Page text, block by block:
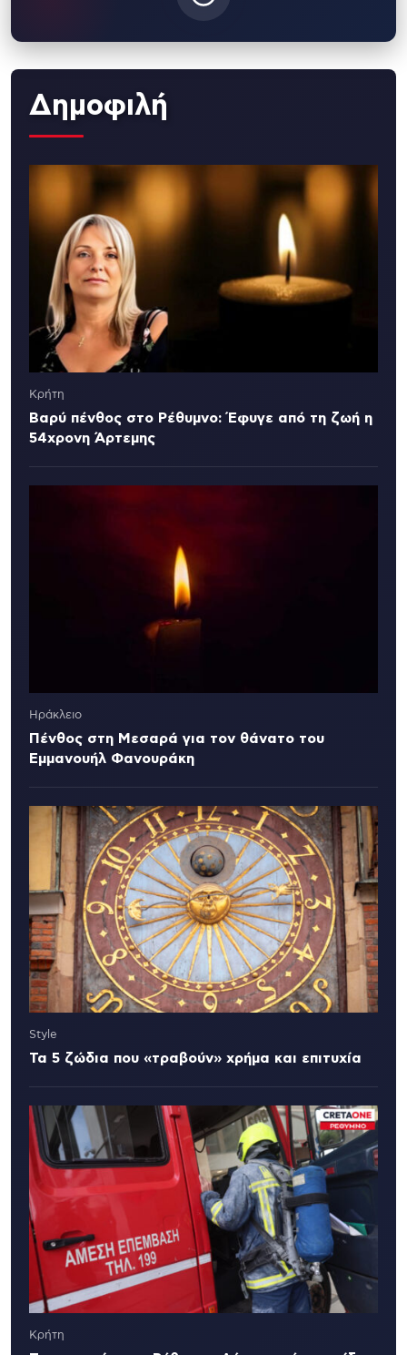
Δημοφιλή
Κρήτη
Βαρύ πένθος στο Ρέθυμνο: Έφυγε από τη ζωή η
54χρονη Άρτεμης
Ηράκλειο
Πένθος στη Μεσαρά για τον θάνατο του
Εμμανουήλ Φανουράκη
Style
Τα 5 ζώδια που «τραβούν» χρήμα και επιτυχία
Κρήτη